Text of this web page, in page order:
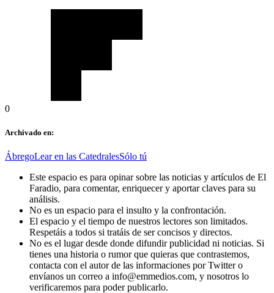
0
Archivado en:
ÁbregoLear en las CatedralesSólo tú
Este espacio es para opinar sobre las noticias y artículos de El
Faradio, para comentar, enriquecer y aportar claves para su
análisis.
No es un espacio para el insulto y la confrontación.
El espacio y el tiempo de nuestros lectores son limitados.
Respetáis a todos si tratáis de ser concisos y directos.
No es el lugar desde donde difundir publicidad ni noticias. Si
tienes una historia o rumor que quieras que contrastemos,
contacta con el autor de las informaciones por Twitter o
envíanos un correo a info@emmedios.com, y nosotros lo
verificaremos para poder publicarlo.